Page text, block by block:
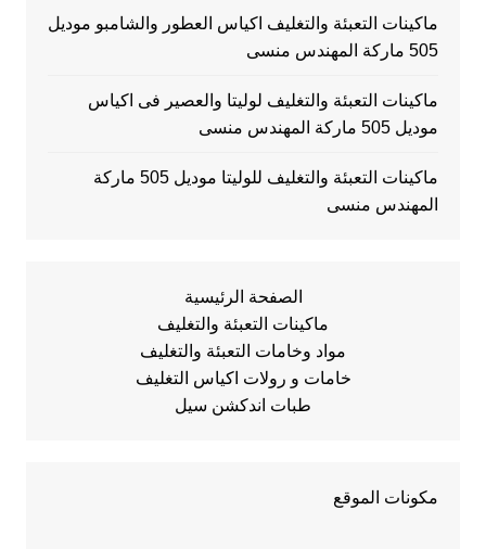
ماكينات التعبئة والتغليف اكياس العطور والشامبو موديل
505 ماركة المهندس منسى
ماكينات التعبئة والتغليف لوليتا والعصير فى اكياس
موديل 505 ماركة المهندس منسى
ماكينات التعبئة والتغليف للوليتا موديل 505 ماركة
المهندس منسى
الصفحة الرئيسية
ماكينات التعبئة والتغليف
مواد وخامات التعبئة والتغليف
خامات و رولات اكياس التغليف
طبات اندكشن سيل
مكونات الموقع